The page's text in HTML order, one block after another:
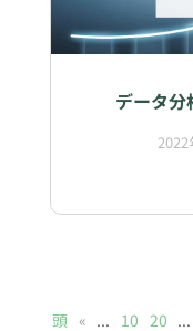
データ分
2022
頭 « ... 10 20 ...